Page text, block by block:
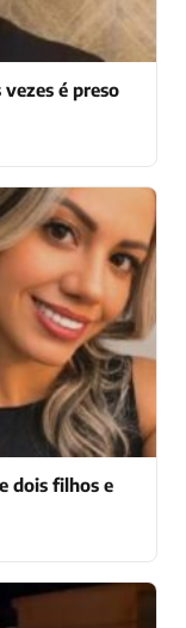
é preso
dois filhos e